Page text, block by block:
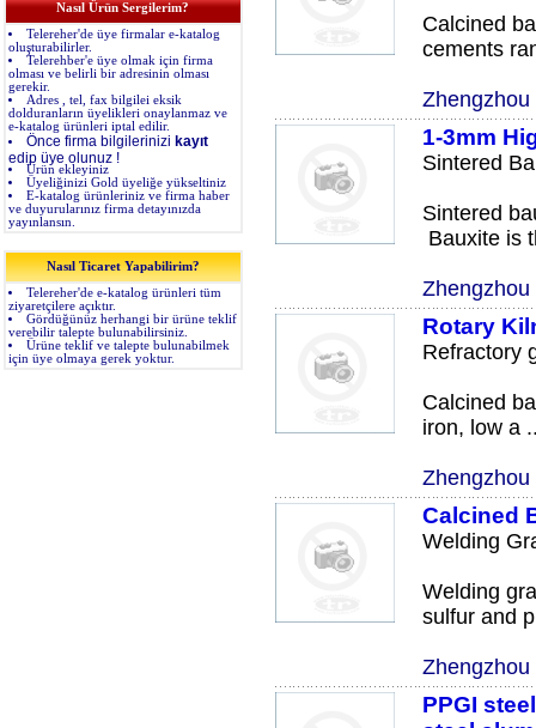
Nasıl Ürün Sergilerim?
Telereher'de üye firmalar e-katalog
oluşturabilirler.
Telerehber'e üye olmak için firma
olması ve belirli bir adresinin olması
gerekir.
Adres , tel, fax bilgilei eksik
dolduranların üyelikleri onaylanmaz ve
e-katalog ürünleri iptal edilir.
Önce firma bilgilerinizi kayıt
edip üye olunuz !
Ürün ekleyiniz
Üyeliğinizi Gold üyeliğe yükseltiniz
E-katalog ürünleriniz ve firma haber
ve duyurularınız firma detayınızda
yayınlansın.
Nasıl Ticaret Yapabilirim?
Telereher'de e-katalog ürünleri tüm
ziyaretçilere açıktır.
Gördüğünüz herhangi bir ürüne teklif
verebilir talepte bulunabilirsiniz.
Ürüne teklif ve talepte bulunabilmek
için üye olmaya gerek yoktur.
Calcined
cements
1-3mm
Sintered
Sintered
Bauxite is
Rotary
Refractory
Calcined
iron, low a
Calcined
Welding
Welding
sulfur and
PPGI